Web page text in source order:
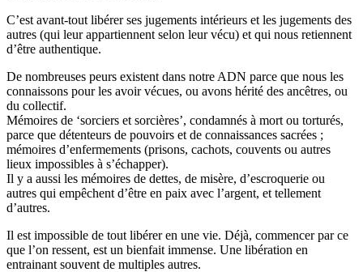
C’est avant-tout libérer ses jugements intérieurs et les jugements des
autres (qui leur appartiennent selon leur vécu) et qui nous retiennent
d’être authentique.
De nombreuses peurs existent dans notre ADN parce que nous les
connaissons pour les avoir vécues, ou avons hérité des ancêtres, ou
du collectif.
Mémoires de ‘sorciers et sorcières’, condamnés à mort ou torturés,
parce que détenteurs de pouvoirs et de connaissances sacrées ;
mémoires d’enfermements (prisons, cachots, couvents ou autres
lieux impossibles à s’échapper).
Il y a aussi les mémoires de dettes, de misère, d’escroquerie ou
autres qui empêchent d’être en paix avec l’argent, et tellement
d’autres.
Il est impossible de tout libérer en une vie. Déjà, commencer par ce
que l’on ressent, est un bienfait immense. Une libération en
entrainant souvent de multiples autres.